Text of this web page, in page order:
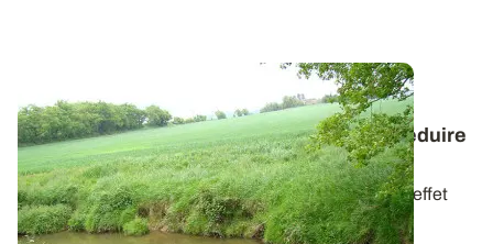
Pulvérisation en grandes cultures : la liste
officielle de matériels homologués pour réduire
la dérive s'étoffe
Retrouvez la liste des matériels reconnus pour leur effet
antidérive. Leur utilisation est...